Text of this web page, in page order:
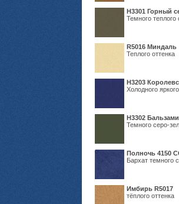
Н3301 Горный
Темного теплого
R5016 Миндаль
Теплого оттенка
Н3203
Холодного
Н3302
Темного серо-
Полночь 4150
Бархат темного
Имбирь R5017
тёплого оттенка